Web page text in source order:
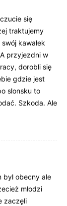
się
traktujemy
kawałek
przyjezdni w
dorobli się
gdzie jest
slonsku to
Szkoda. Ale
byl obecny ale
młodzi
zaczęli